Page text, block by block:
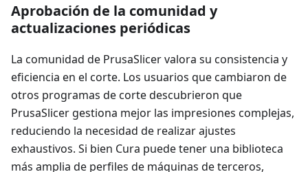
Aprobación de la comunidad y
actualizaciones periódicas
La comunidad de PrusaSlicer valora su consistencia y
eficiencia en el corte. Los usuarios que cambiaron de
otros programas de corte descubrieron que
PrusaSlicer gestiona mejor las impresiones complejas,
reduciendo la necesidad de realizar ajustes
exhaustivos. Si bien Cura puede tener una biblioteca
más amplia de perfiles de máquinas de terceros,